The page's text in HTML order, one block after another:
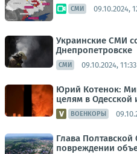
СМИ 09.10.2024,
Украинские СМИ
Днепропетровске
СМИ 09.10.2024, 11:33
Юрий Котенок:
целям в Одесской
ВОЕНКОРЫ
Глава
повреждении